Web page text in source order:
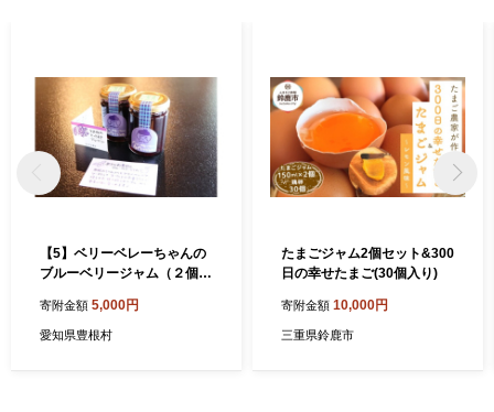
【5】ベリーベレーちゃんの
ブルーベリージャム（２個セ
寄附金額 5,000円
愛知県豊根村
たまごジャム2個セット&300
日の幸せたまご(30個入り)
寄附金額 10,000円
三重県鈴鹿市